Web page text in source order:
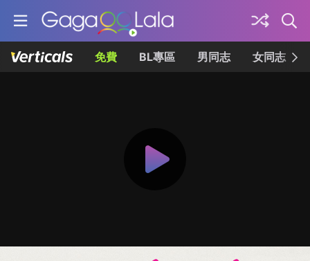
免費 BL專區 男同志 女同志